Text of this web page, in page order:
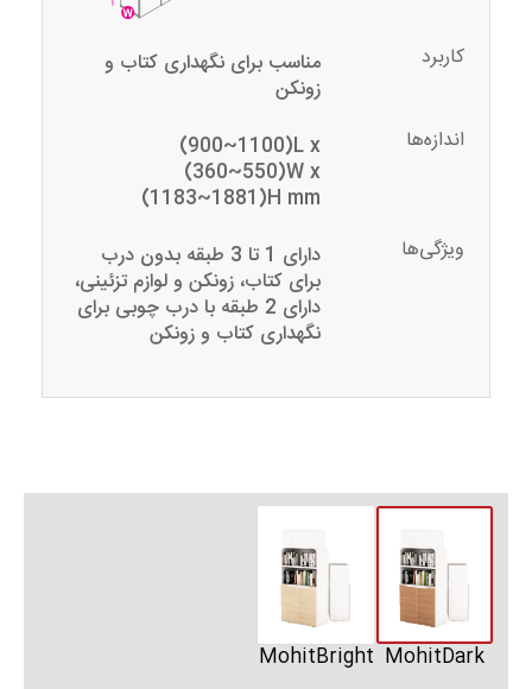
کاربرد
مناسب برای نگهداری کتاب و
زونکن
اندازه‌ها
(900~1100)L x
(360~550)W x
(1183~1881)H mm
ویژگی‌ها
دارای 1 تا 3 طبقه بدون درب
برای کتاب، زونکن و لوازم تزئینی،
دارای 2 طبقه با درب چوبی برای
نگهداری کتاب و زونکن
MohitDark
MohitBright